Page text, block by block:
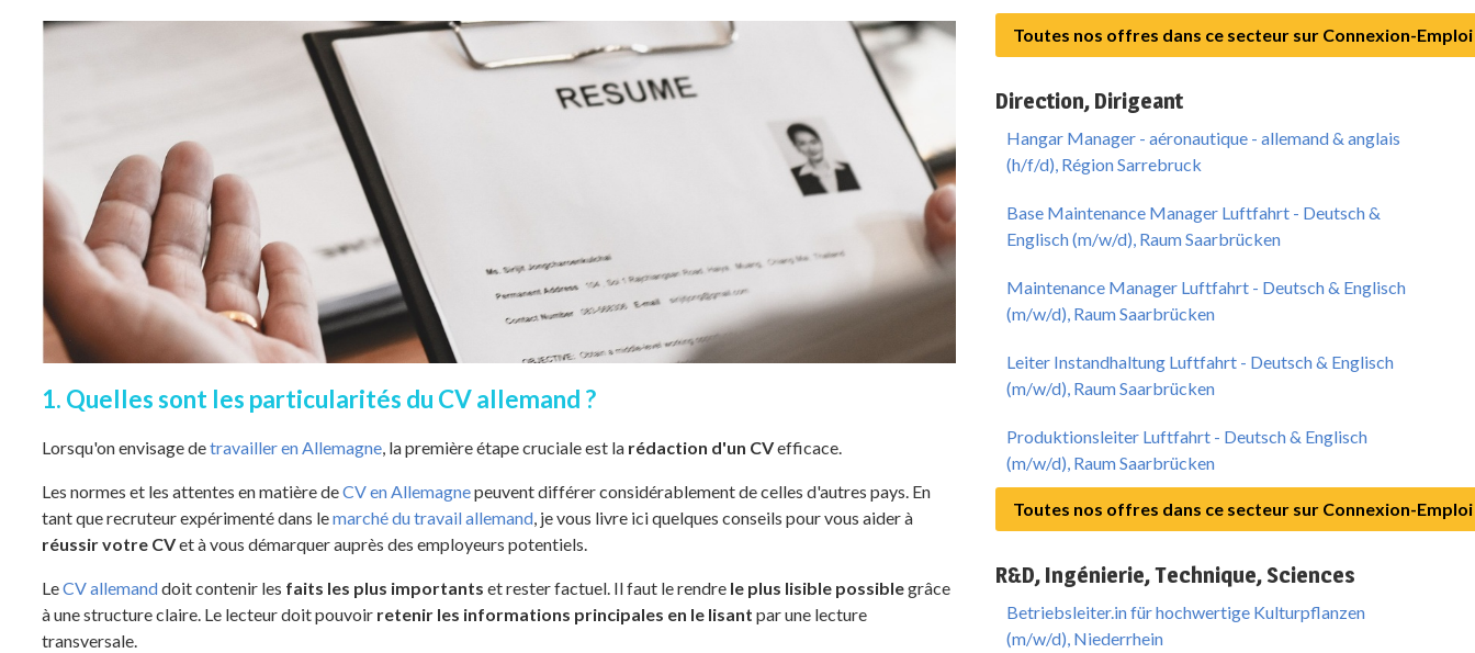
1. Quelles sont les particularités du CV allemand ?
Lorsqu'on envisage detravailler en Allemagne, la première étape cruciale est la rédaction d'un CVefficace.
Les normes et les attentes en matière deCV en Allemagnepeuvent différer considérablement de celles d'autres pays. En
tant que recruteur expérimenté dans lemarché du travail allemand, je vous livre ici quelques conseils pour vous aider à
réussir votre CVet à vous démarquer auprès des employeurs potentiels.
LeCV allemanddoit contenir les faits les plus importants et rester factuel. Il faut le rendre le plus lisible possiblegrâce
à une structure claire. Le lecteur doit pouvoir retenir les informations principales en le lisant par une lecture
transversale.
Toutes nos offres dans ce secteur sur Connexion-Emploi
Direction, Dirigeant
Hangar Manager - aéronautique - allemand & anglais
(h/f/d), Région Sarrebruck
Base Maintenance Manager Luftfahrt - Deutsch &
Englisch (m/w/d), Raum Saarbrücken
Maintenance Manager Luftfahrt - Deutsch & Englisch
(m/w/d), Raum Saarbrücken
Leiter Instandhaltung Luftfahrt - Deutsch & Englisch
(m/w/d), Raum Saarbrücken
Produktionsleiter Luftfahrt - Deutsch & Englisch
(m/w/d), Raum Saarbrücken
Toutes nos offres dans ce secteur sur Connexion-Emploi
R&D, Ingénierie, Technique, Sciences
Betriebsleiter.in für hochwertige Kulturpflanzen
(m/w/d), Niederrhein